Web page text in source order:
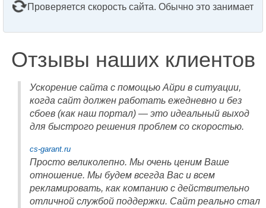
Проверяется скорость сайта. Обычно это занимает
Отзывы наших клиентов
Ускорение сайта с помощью Айри в ситуации,
когда сайт должен работать ежедневно и без
сбоев (как наш портал) — это идеальный выход
для быстрого решения проблем со скоростью.
cs-garant.ru
Просто великолепно. Мы очень ценим Ваше
отношение. Мы будем всегда Вас и всем
рекламировать, как компанию с действительно
отличной службой поддержки. Сайт реально стал